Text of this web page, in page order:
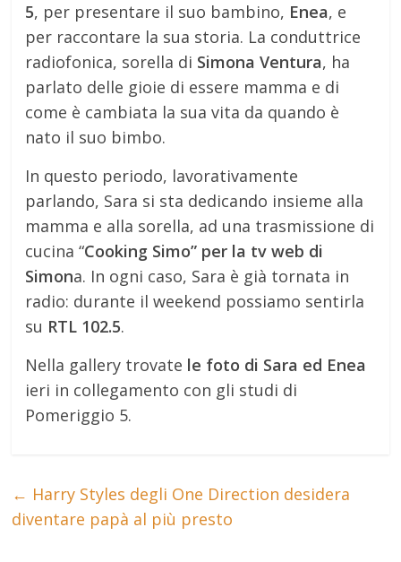
5, per presentare il suo bambino, Enea, e
per raccontare la sua storia. La conduttrice
radiofonica, sorella di Simona Ventura, ha
parlato delle gioie di essere mamma e di
come è cambiata la sua vita da quando è
nato il suo bimbo.
In questo periodo, lavorativamente
parlando, Sara si sta dedicando insieme alla
mamma e alla sorella, ad una trasmissione di
cucina “Cooking Simo” per la tv web di
Simona. In ogni caso, Sara è già tornata in
radio: durante il weekend possiamo sentirla
su RTL 102.5.
Nella gallery trovate le foto di Sara ed Enea
ieri in collegamento con gli studi di
Pomeriggio 5.
← Harry Styles degli One Direction desidera
diventare papà al più presto